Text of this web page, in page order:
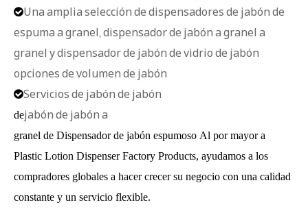
Una amplia selección de dispensadores de jabón de
espuma a granel, dispensador de jabón a granel a
granel y dispensador de jabón de vidrio de jabón
opciones de volumen de jabón
Servicios de jabón de jabón
dejabón de jabón a
granel de Dispensador de jabón espumoso Al por mayor a
Plastic Lotion Dispenser Factory Products, ayudamos a los
compradores globales a hacer crecer su negocio con una calidad
constante y un servicio flexible.